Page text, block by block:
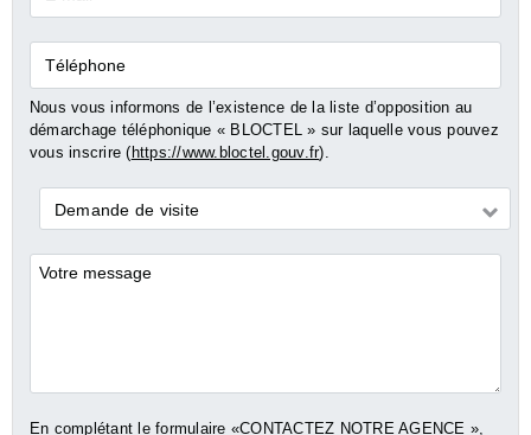
mail*
Téléphone
Nous vous informons de l’existence de la liste d’opposition au
démarchage téléphonique « BLOCTEL » sur laquelle vous pouvez
vous inscrire ( https://www.bloctel.gouv.fr).
Demande
*
Demande de visite
Commentaires
En complétant le formulaire «CONTACTEZ NOTRE AGENCE »,